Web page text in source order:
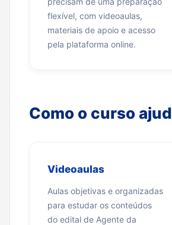
flexível, com videoaulas,
materiais de apoio e acesso
pela plataforma online.
Como o curso
Videoaulas
Aulas objetivas e organizadas
para estudar os conteúdos
do edital de Agente da